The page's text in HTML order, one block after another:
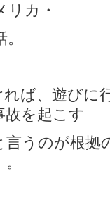
カ・
ば、遊びに
故を起こす
うのが根拠